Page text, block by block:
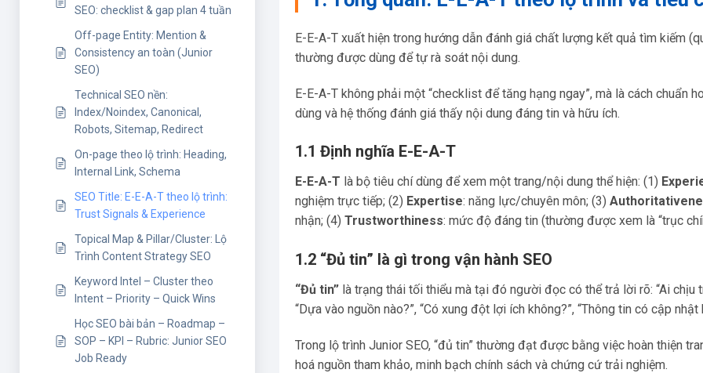
SEO: checklist & gap plan 4 tuần
Off-page Entity: Mention &
Consistency an toàn (Junior
SEO)
Technical SEO nền:
Index/Noindex, Canonical,
Robots, Sitemap, Redirect
On-page theo lộ trình: Heading,
Internal Link, Schema
SEO Title: E-E-A-T theo lộ trình:
Trust Signals & Experience
Topical Map & Pillar/Cluster: Lộ
Trình Content Strategy SEO
Keyword Intel – Cluster theo
Intent – Priority – Quick Wins
Học SEO bài bản – Roadmap –
SOP – KPI – Rubric: Junior SEO
Job Ready
E-E-A-T xuất hiện trong hướng dẫn đánh giá chất lượng kết quả tìm kiếm
thường được dùng để tự rà soát nội dung.
E-E-A-T không phải một “checklist để tăng hạng ngay”, mà là cách chuẩn
dùng và hệ thống đánh giá thấy nội dung đáng tin và hữu ích.
1.1 Định nghĩa E-E-A-T
E-E-A-T là bộ tiêu chí dùng để xem một trang/nội dung thể hiện: (1)
nghiệm trực tiếp; (2) Expertise: năng lực/chuyên môn; (3)
nhận; (4) Trustworthiness: mức độ đáng tin (thường được xem là “trục
1.2 “Đủ tin” là gì trong vận hành SEO
“Đủ tin”là trạng thái tối thiểu mà tại đó người đọc có thể trả lời rõ: “Ai chịu
“Dựa vào nguồn nào?”, “Có xung đột lợi ích không?”, “Thông tin có cập nhật
Trong lộ trình Junior SEO, “đủ tin” thường đạt được bằng việc hoàn thiện
hoá nguồn tham khảo, minh bạch chính sách và chứng cứ trải nghiệm.